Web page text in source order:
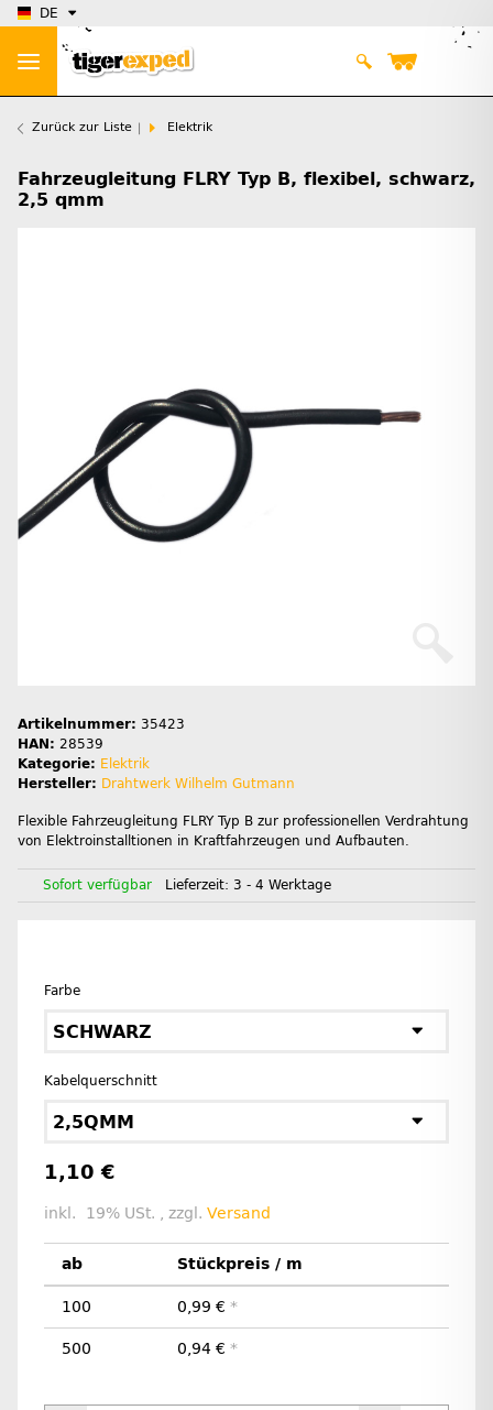
DE
Zurück zur Liste Elektrik
Fahrzeugleitung FLRY Typ B, flexibel, schwarz,
2,5 qmm
Artikelnummer: 35423
HAN: 28539
Kategorie: Elektrik
Hersteller: Drahtwerk Wilhelm Gutmann
Flexible Fahrzeugleitung FLRY Typ B zur professionellen Verdrahtung
von Elektroinstalltionen in Kraftfahrzeugen und Aufbauten.
Sofort verfügbar Lieferzeit: 3 - 4 Werktage
Farbe
SCHWARZ
Kabelquerschnitt
2,5QMM
1,10 €
inkl. 19% USt. , zzgl. Versand
ab Stückpreis / m
100 0,99 € *
500 0,94 € *